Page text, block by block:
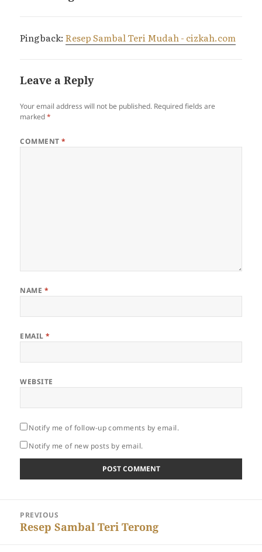
Pingback:Resep Sambal Teri Mudah - cizkah.com
Leave a Reply
Your email address will not be published. Required fields are
marked*
COMMENT*
NAME *
EMAIL*
WEBSITE
Notify me of follow-up comments by email.
Notify me of new posts by email.
navigation
PREVIOUS
Previous
Resep Sambal Teri Terong